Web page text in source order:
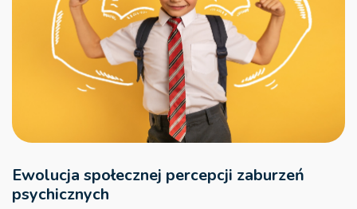
Ewolucja społecznej percepcji zaburzeń
psychicznych